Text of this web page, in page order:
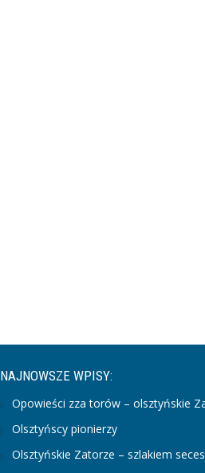
NAJNOWSZE WPISY:
Opowieści zza torów – olsztyńskie
Olsztyńscy pionierzy
Olsztyńskie Zatorze – szlakiem